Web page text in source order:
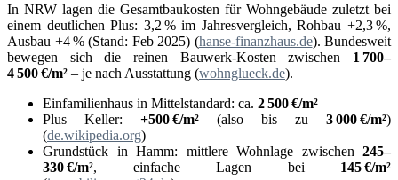
In NRW lagen die Gesamtbaukosten für Wohngebäude zuletzt bei
einem deutlichen Plus: 3,2 % im Jahresvergleich, Rohbau +2,3 %,
Ausbau +4 % (Stand: Feb 2025) (hanse-finanzhaus.de). Bundesweit
bewegen sich die reinen Bauwerk-Kosten zwischen 1 700–
4500€/m² – je nach Ausstattung (wohnglueck.de).
Einfamilienhaus in Mittelstandard: ca. 2500€/m²
Plus Keller: +500€/m² (also bis zu 3000€/m²)
(de.wikipedia.org)
Grundstück in Hamm: mittlere Wohnlage zwischen 245–
330€/m², einfache Lagen bei 145€/m²